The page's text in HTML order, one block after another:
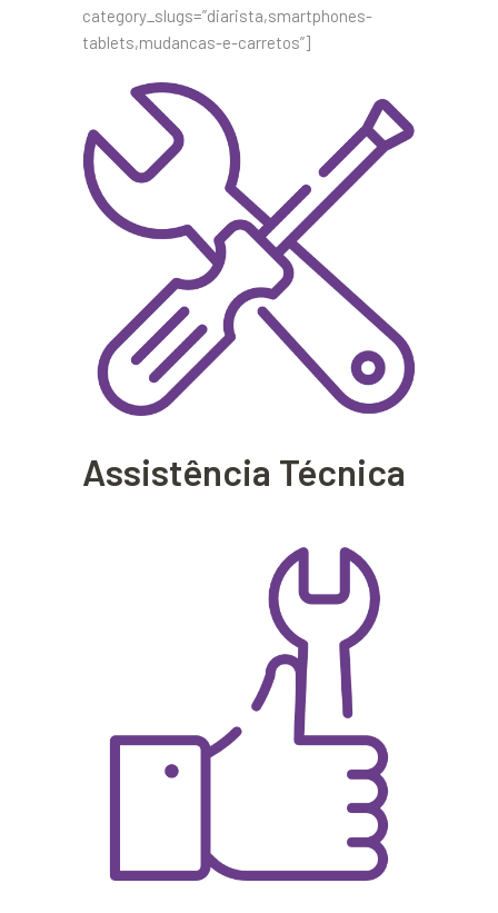
category_slugs=”diarista,smartphones-
tablets,mudancas-e-carretos”]
Assistência Técnica